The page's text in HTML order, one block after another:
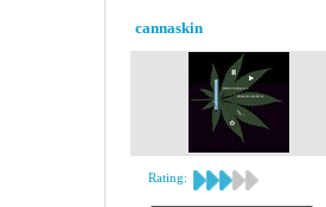
cannaskin
Rating: